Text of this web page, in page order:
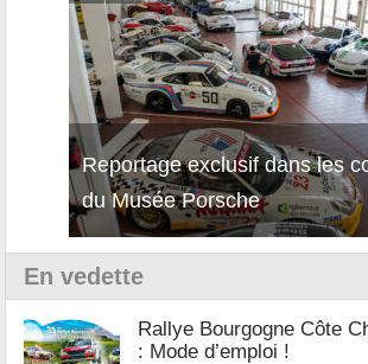
Reportage exclusif dans les
du Musée Porsche
Découverte de la nouvelle
12Cilindri Manuale
En vedette
Rallye Bourgogne Côte
: Mode d’emploi !